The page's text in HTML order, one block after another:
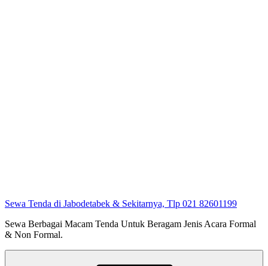
Sewa Tenda di Jabodetabek & Sekitarnya, Tlp 021 82601199
Sewa Berbagai Macam Tenda Untuk Beragam Jenis Acara Formal
& Non Formal.